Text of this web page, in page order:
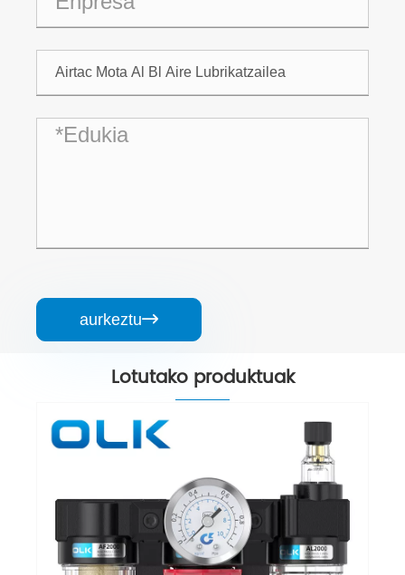
aurkeztu
Lotutako produktuak
AIRTAC AFR BFR Presioa
iragazkia
Gehiago ikusi >>